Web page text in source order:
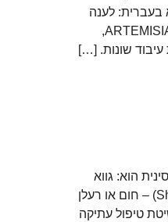
בעברית: לענה
מצויה( (ARTEMISIA VULGARIS,
שונות. […]
הוא: גווא
(Gha) – לגרד שא ( Sha) – חום או רעלן
טיפול עתיקה